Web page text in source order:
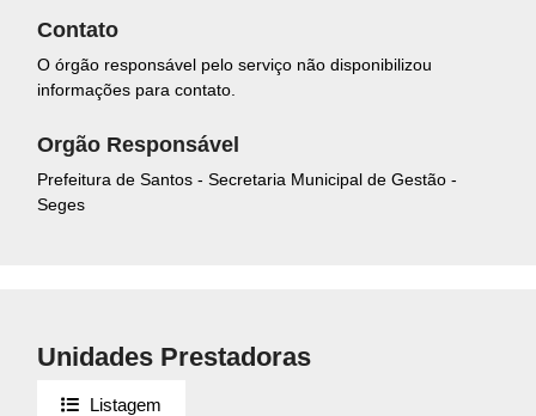
Contato
O órgão responsável pelo serviço não disponibilizou
informações para contato.
Orgão Responsável
Prefeitura de Santos - Secretaria Municipal de Gestão -
Seges
Unidades Prestadoras
Listagem